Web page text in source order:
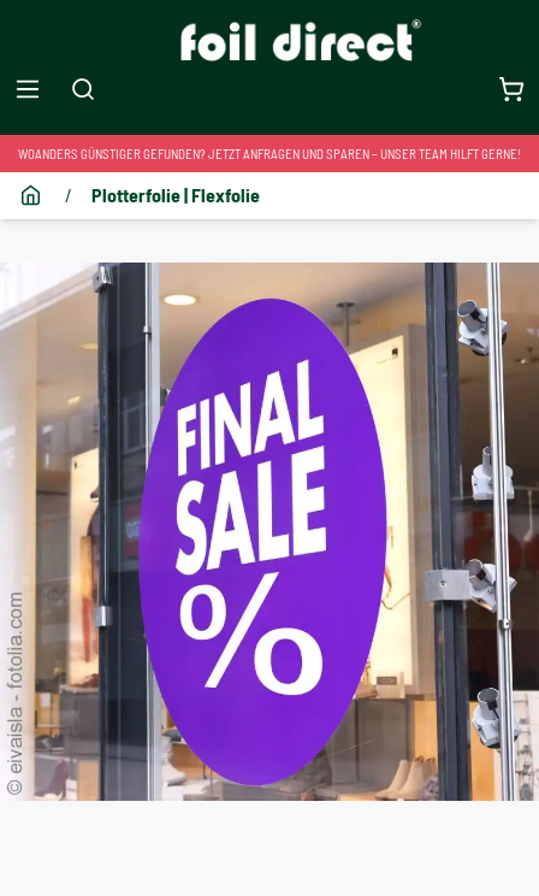
WOANDERS GÜNSTIGER GEFUNDEN? JETZT ANFRAGEN UND SPAREN – UNSER TEAM HILFT GERNE!
/ Plotterfolie | Flexfolie